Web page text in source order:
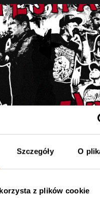
Szczegóły O
z plików cookie